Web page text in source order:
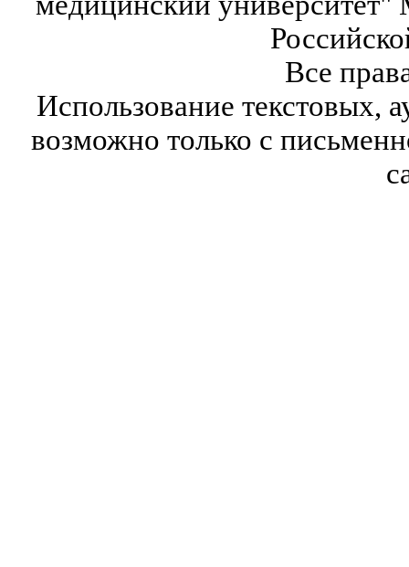
Все
Использование текстовых,
возможно только с